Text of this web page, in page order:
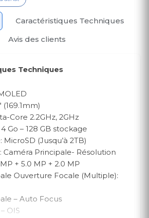
Caractéristiques Techniques
Avis des clients
Techniques
(169.1mm)
Core 2.2GHz, 2GHz
Go – 128 GB stockage
(Jusqu’à 2TB)
Principale- Résolution
+ 5.0 MP + 2.0 MP
Ouverture Focale (Multiple):
– Auto Focus
OIS